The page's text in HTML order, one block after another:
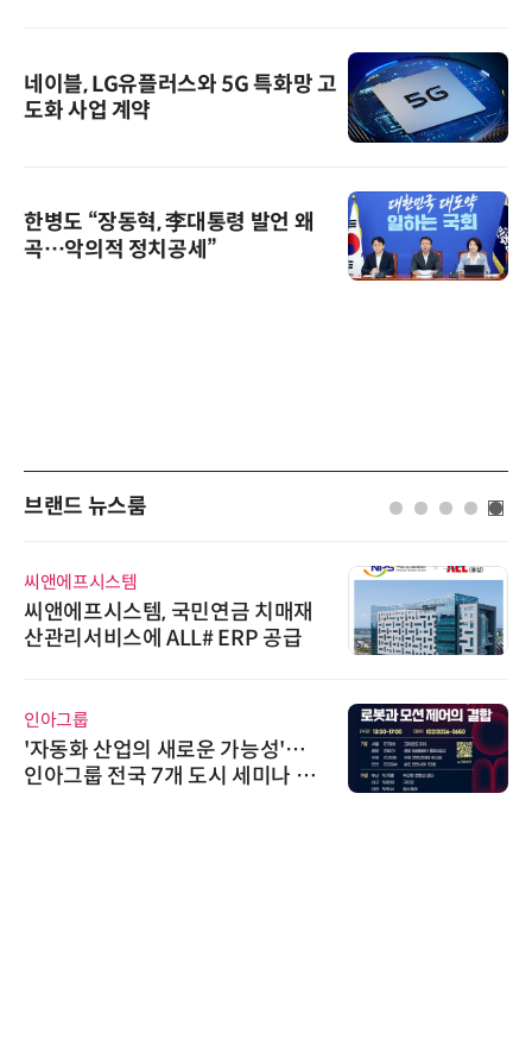
네이블, LG유플러스와 5G 특화망 고
도화 사업 계약
한병도 “장동혁, 李대통령 발언 왜
곡…악의적 정치공세”
브랜드 뉴스룸
씨앤에프시스템
씨앤에프시스템, 국민연금 치매재
산관리서비스에 ALL# ERP 공급
인아그룹
'자동화 산업의 새로운 가능성'…
인아그룹 전국 7개 도시 세미나 페